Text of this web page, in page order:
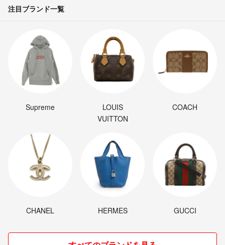
注目ブランド一覧
Supreme
LOUIS
VUITTON
COACH
CHANEL HERMES GUCCI